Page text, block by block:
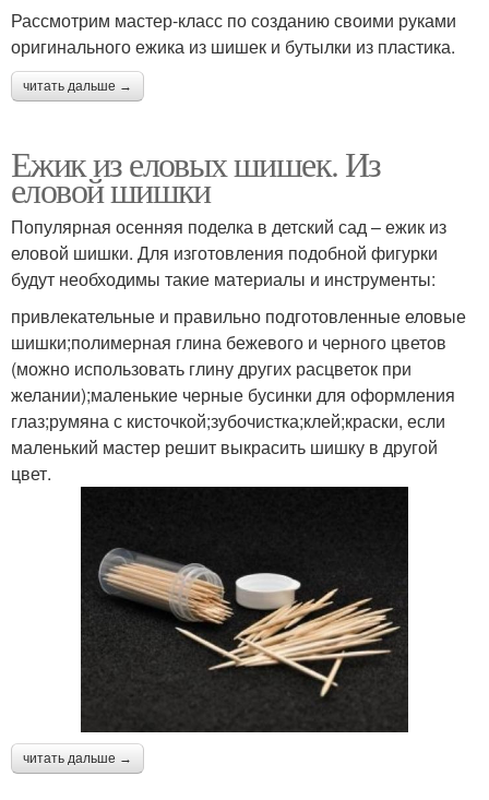
Рассмотрим мастер-класс по созданию своими руками
оригинального ежика из шишек и бутылки из пластика.
читать дальше →
Ежик из еловых шишек. Из
еловой шишки
Популярная осенняя поделка в детский сад – ежик из
еловой шишки. Для изготовления подобной фигурки
будут необходимы такие материалы и инструменты:
привлекательные и правильно подготовленные еловые
шишки;полимерная глина бежевого и черного цветов
(можно использовать глину других расцветок при
желании);маленькие черные бусинки для оформления
глаз;румяна с кисточкой;зубочистка;клей;краски, если
маленький мастер решит выкрасить шишку в другой
цвет.
читать дальше →